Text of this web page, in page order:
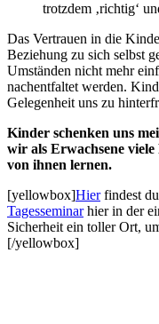
trotzdem ‚richtig‘
Das Vertrauen in die
Beziehung zu sich selbst
Umständen nicht mehr
nachentfaltet werden.
Gelegenheit uns zu
Kinder schenken uns
wir als Erwachsene
von ihnen lernen.
[yellowbox]Hierfindest
Tagesseminarhier in der
Sicherheit ein toller Ort,
[/yellowbox]